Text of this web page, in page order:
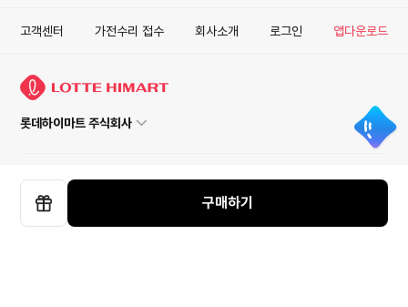
선
구매하기
고객센터 가전수리 접수 회사소개 로그인 앱다운로드
롯데하이마트 주식회사
COPYRIGHT ⓒ LOTTEHIMART CO. LTD. ALL RIGHT RESERVED.